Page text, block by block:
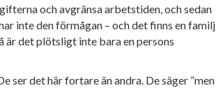
och avgränsa arbetstiden, och sedan
inte den förmågan – och det finns en familj
är det plötsligt inte bara en persons
ser det här fortare än andra. De säger ”men